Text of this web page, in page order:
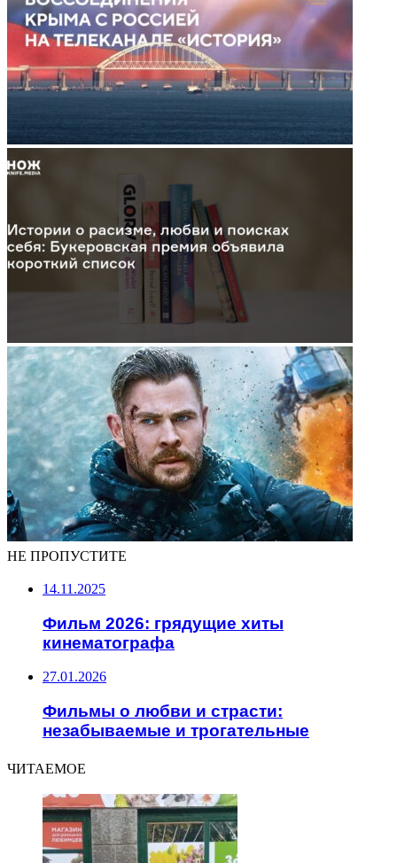
НЕ ПРОПУСТИТЕ
14.11.2025
Фильм 2026: грядущие хиты
кинематографа
27.01.2026
Фильмы о любви и страсти:
незабываемые и трогательные
ЧИТАЕМОЕ